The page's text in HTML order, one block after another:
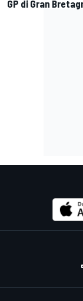
GP di Gran